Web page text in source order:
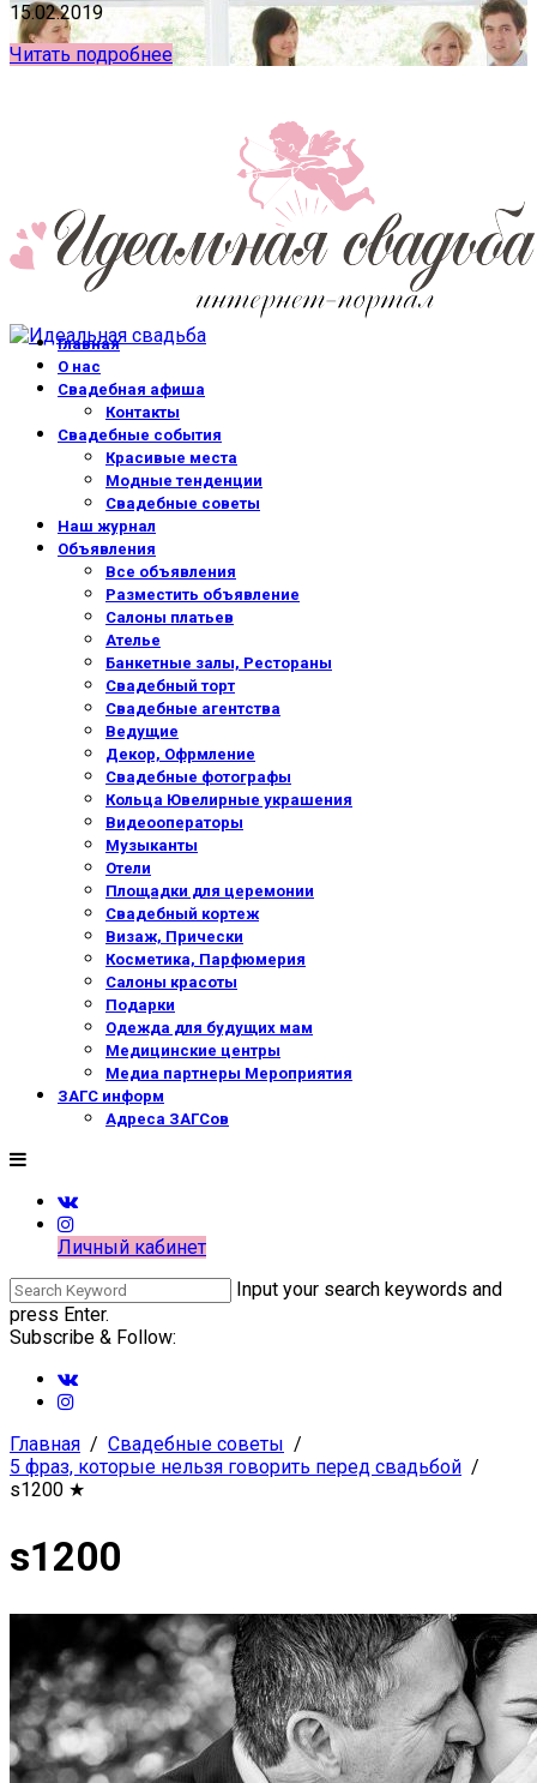
15.02.2019
Читать подробнее
Главная
О нас
Свадебная афиша
Контакты
Свадебные события
Красивые места
Модные тенденции
Свадебные советы
Наш журнал
Объявления
Все объявления
Разместить объявление
Салоны платьев
Ателье
Банкетные залы, Рестораны
Свадебный торт
Свадебные агентства
Ведущие
Декор, Офрмление
Свадебные фотографы
Кольца Ювелирные украшения
Видеооператоры
Музыканты
Отели
Площадки для церемонии
Свадебный кортеж
Визаж, Прически
Косметика, Парфюмерия
Салоны красоты
Подарки
Одежда для будущих мам
Медицинские центры
Медиа партнеры Мероприятия
ЗАГС информ
Адреса ЗАГСов
Личный кабинет
Input your search keywords and
press Enter.
Subscribe & Follow:
Главная
Свадебные советы
5 фраз, которые нельзя говорить перед свадьбой
s1200 ★
s1200